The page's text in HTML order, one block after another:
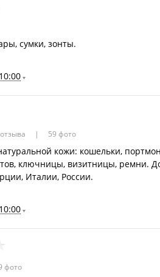
сумки, зонты.
59 фото
кожи: кошельки,
ключницы, визитницы, ремни.
Италии, России.
фото